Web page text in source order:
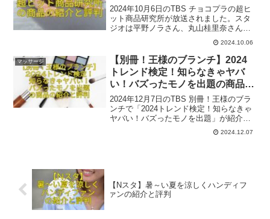
2024年10月6日のTBS チョコプラの超ヒ
ット商品研究所が放送されました。スタ
ジオは平野ノラさん、丸山桂里奈さん、
森日菜美さん、渡辺満里奈さん、渡辺裕
太さん、鈴木あきえさん、ビバ太田さ
ん、GACKTさん、白鳥久美子さん、チェ
リー吉武さんでした。
2024.10.06
マッサージ
【別冊！王様のブランチ】2024
トレンド検定！知らなきゃヤバ
い！バズったモノを出題の商品の
紹介と評判
2024年12月7日のTBS 別冊！王様のブラ
ンチで「2024トレンド検定！知らなきゃ
ヤバい！バズったモノを出題」が紹介さ
れましたね。ここでは、番組内で紹介さ
れた一部関連商品とその評判をご紹介い
2024.12.07
【Nスタ】暑～い夏を涼しくハンディフ
ァンの紹介と評判